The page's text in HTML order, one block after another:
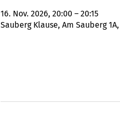
16. Nov. 2026, 20:00 – 20:15
Sauberg Klause, Am Sauberg